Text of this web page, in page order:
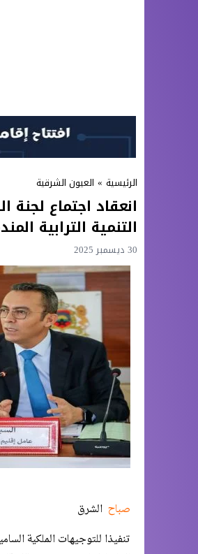
الرئيسية » العيون الشرقية
انعقاد اجتماع لجنة
التنمية الترابية
30 ديسمبر 2025
صباح الشرق
تنفيذا للتوجيهات الملكية